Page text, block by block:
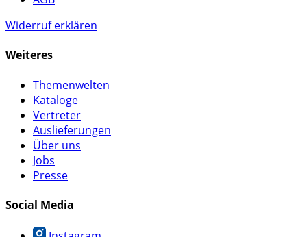
Widerruf erklären
Weiteres
Themenwelten
Kataloge
Vertreter
Auslieferungen
Über uns
Jobs
Presse
Social Media